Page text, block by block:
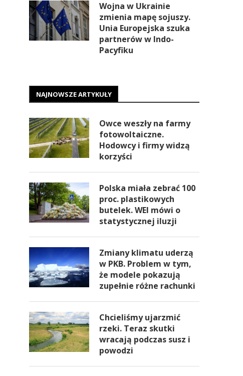
Wojna w Ukrainie
zmienia mapę sojuszy.
Unia Europejska szuka
partnerów w Indo-
Pacyfiku
NAJNOWSZE ARTYKUŁY
Owce weszły na farmy
fotowoltaiczne.
Hodowcy i firmy widzą
korzyści
Polska miała zebrać 100
proc. plastikowych
butelek. WEI mówi o
statystycznej iluzji
Zmiany klimatu uderzą
w PKB. Problem w tym,
że modele pokazują
zupełnie różne rachunki
Chcieliśmy ujarzmić
rzeki. Teraz skutki
wracają podczas susz i
powodzi